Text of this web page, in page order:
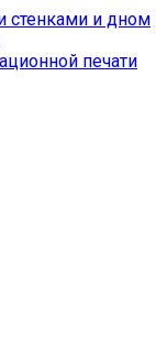
и дном
печати